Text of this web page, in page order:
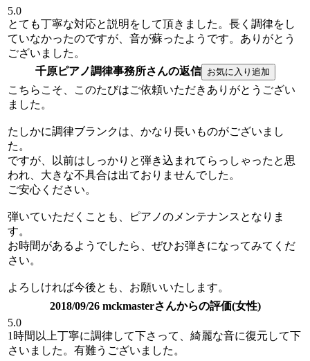
5.0
とても丁寧な対応と説明をして頂きました。長く調律をし
ていなかったのですが、音が蘇ったようです。ありがとう
ございました。
千原ピアノ調律事務所さんの返信
こちらこそ、このたびはご依頼いただきありがとうござい
ました。
たしかに調律ブランクは、かなり長いものがございまし
た。
ですが、以前はしっかりと弾き込まれてらっしゃったと思
われ、大きな不具合は出ておりませんでした。
ご安心ください。
弾いていただくことも、ピアノのメンテナンスとなりま
す。
お時間があるようでしたら、ぜひお弾きになってみてくだ
さい。
よろしければ今後とも、お願いいたします。
2018/09/26 mckmasterさんからの評価(女性)
5.0
1時間以上丁寧に調律して下さって、綺麗な音に復元して下
さいました。有難うございました。